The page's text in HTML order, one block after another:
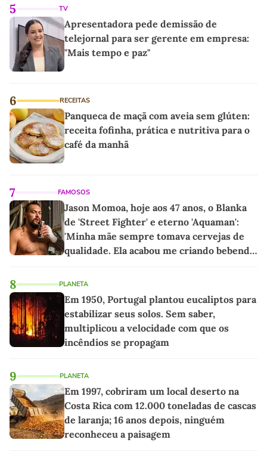
5 TV
Apresentadora pede demissão de
telejornal para ser gerente em empresa:
"Mais tempo e paz"
6 RECEITAS
Panqueca de maçã com aveia sem glúten:
receita fofinha, prática e nutritiva para o
café da manhã
7 FAMOSOS
Jason Momoa, hoje aos 47 anos, o Blanka
de 'Street Fighter' e eterno 'Aquaman':
'Minha mãe sempre tomava cervejas de
qualidade. Ela acabou me criando bebendo
8 PLANETA
Em 1950, Portugal plantou eucaliptos para
estabilizar seus solos. Sem saber,
multiplicou a velocidade com que os
incêndios se propagam
9 PLANETA
Em 1997, cobriram um local deserto na
Costa Rica com 12.000 toneladas de cascas
de laranja; 16 anos depois, ninguém
reconheceu a paisagem